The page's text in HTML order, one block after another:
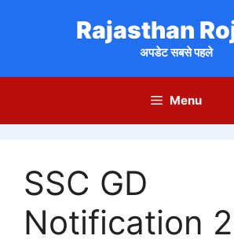
Rajasthan
अपडेट सबसे पहले
Menu
SSC GD
Notification